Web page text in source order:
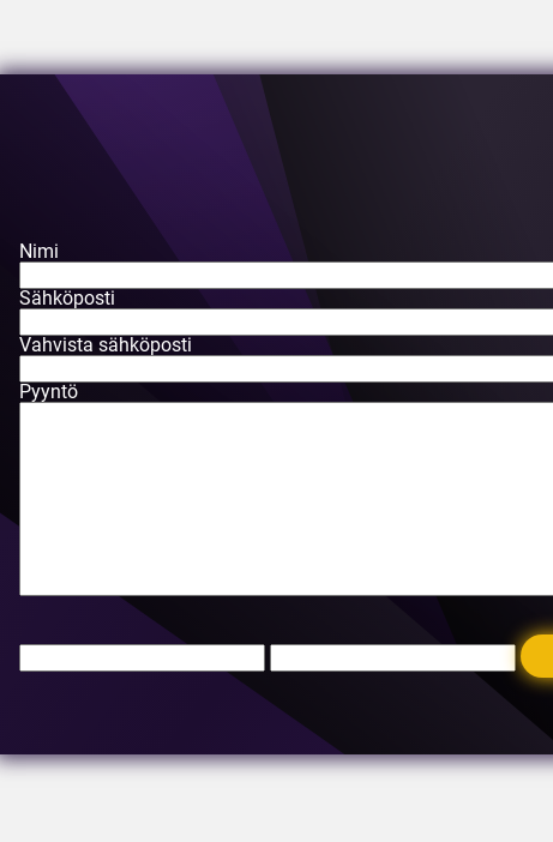
Nimi
Sähköposti
Vahvista sähköposti
Pyyntö